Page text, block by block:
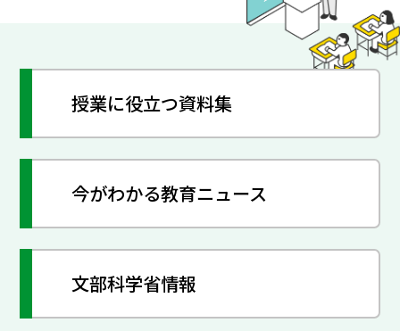
授業に役立つ資料集
今がわかる教育ニュース
文部科学省情報